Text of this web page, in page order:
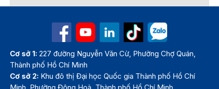
Cơ sở 1: 227 đường Nguyễn Văn Cừ, Phường Chợ Quán,
Thành phố Hồ Chí Minh
Cơ sở 2: Khu đô thị Đại học Quốc gia Thành phố Hồ Chí
Minh, Phường Đông Hoà, Thành phố Hồ Chí Minh